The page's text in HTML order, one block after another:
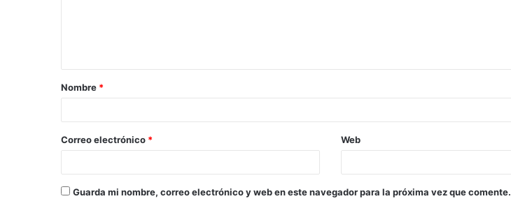
Nombre *
Correo electrónico * Web
Guarda mi nombre, correo electrónico y web en este navegador para la próxima vez que comente.